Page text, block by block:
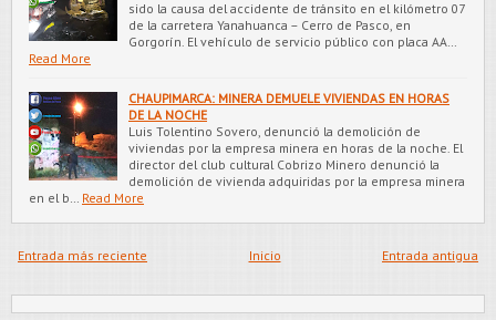
sido la causa del accidente de tránsito en el kilómetro 07
de la carretera Yanahuanca – Cerro de Pasco, en
Gorgorín. El vehículo de servicio público con placa AA…
Read More
CHAUPIMARCA: MINERA DEMUELE VIVIENDAS EN HORAS
DE LA NOCHE
Luis Tolentino Sovero, denunció la demolición de
viviendas por la empresa minera en horas de la noche. El
director del club cultural Cobrizo Minero denunció la
demolición de vivienda adquiridas por la empresa minera
en el b…
Read More
Entrada más reciente Entrada antigua
Inicio